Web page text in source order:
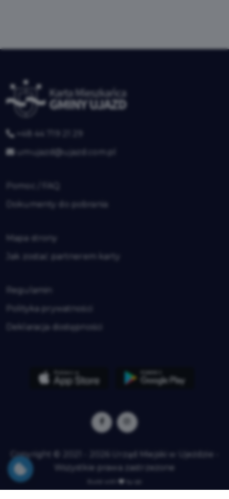
+48 44 719 21 29
umujazd@ujazd.com.pl
Dokumenty do pobrania
Mapa strony
Jak zostać partnerem karty
Regulamin
Polityka prywatności
Deklaracja dostępności
Copyright © 2021 - 2026 Urząd Miejski w Ujeździe -
Wszystkie prawa zastrzeżone